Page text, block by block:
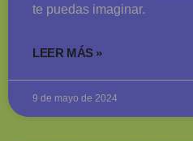
te puedas imaginar.
LEER MÁS »
9 de mayo de 2024